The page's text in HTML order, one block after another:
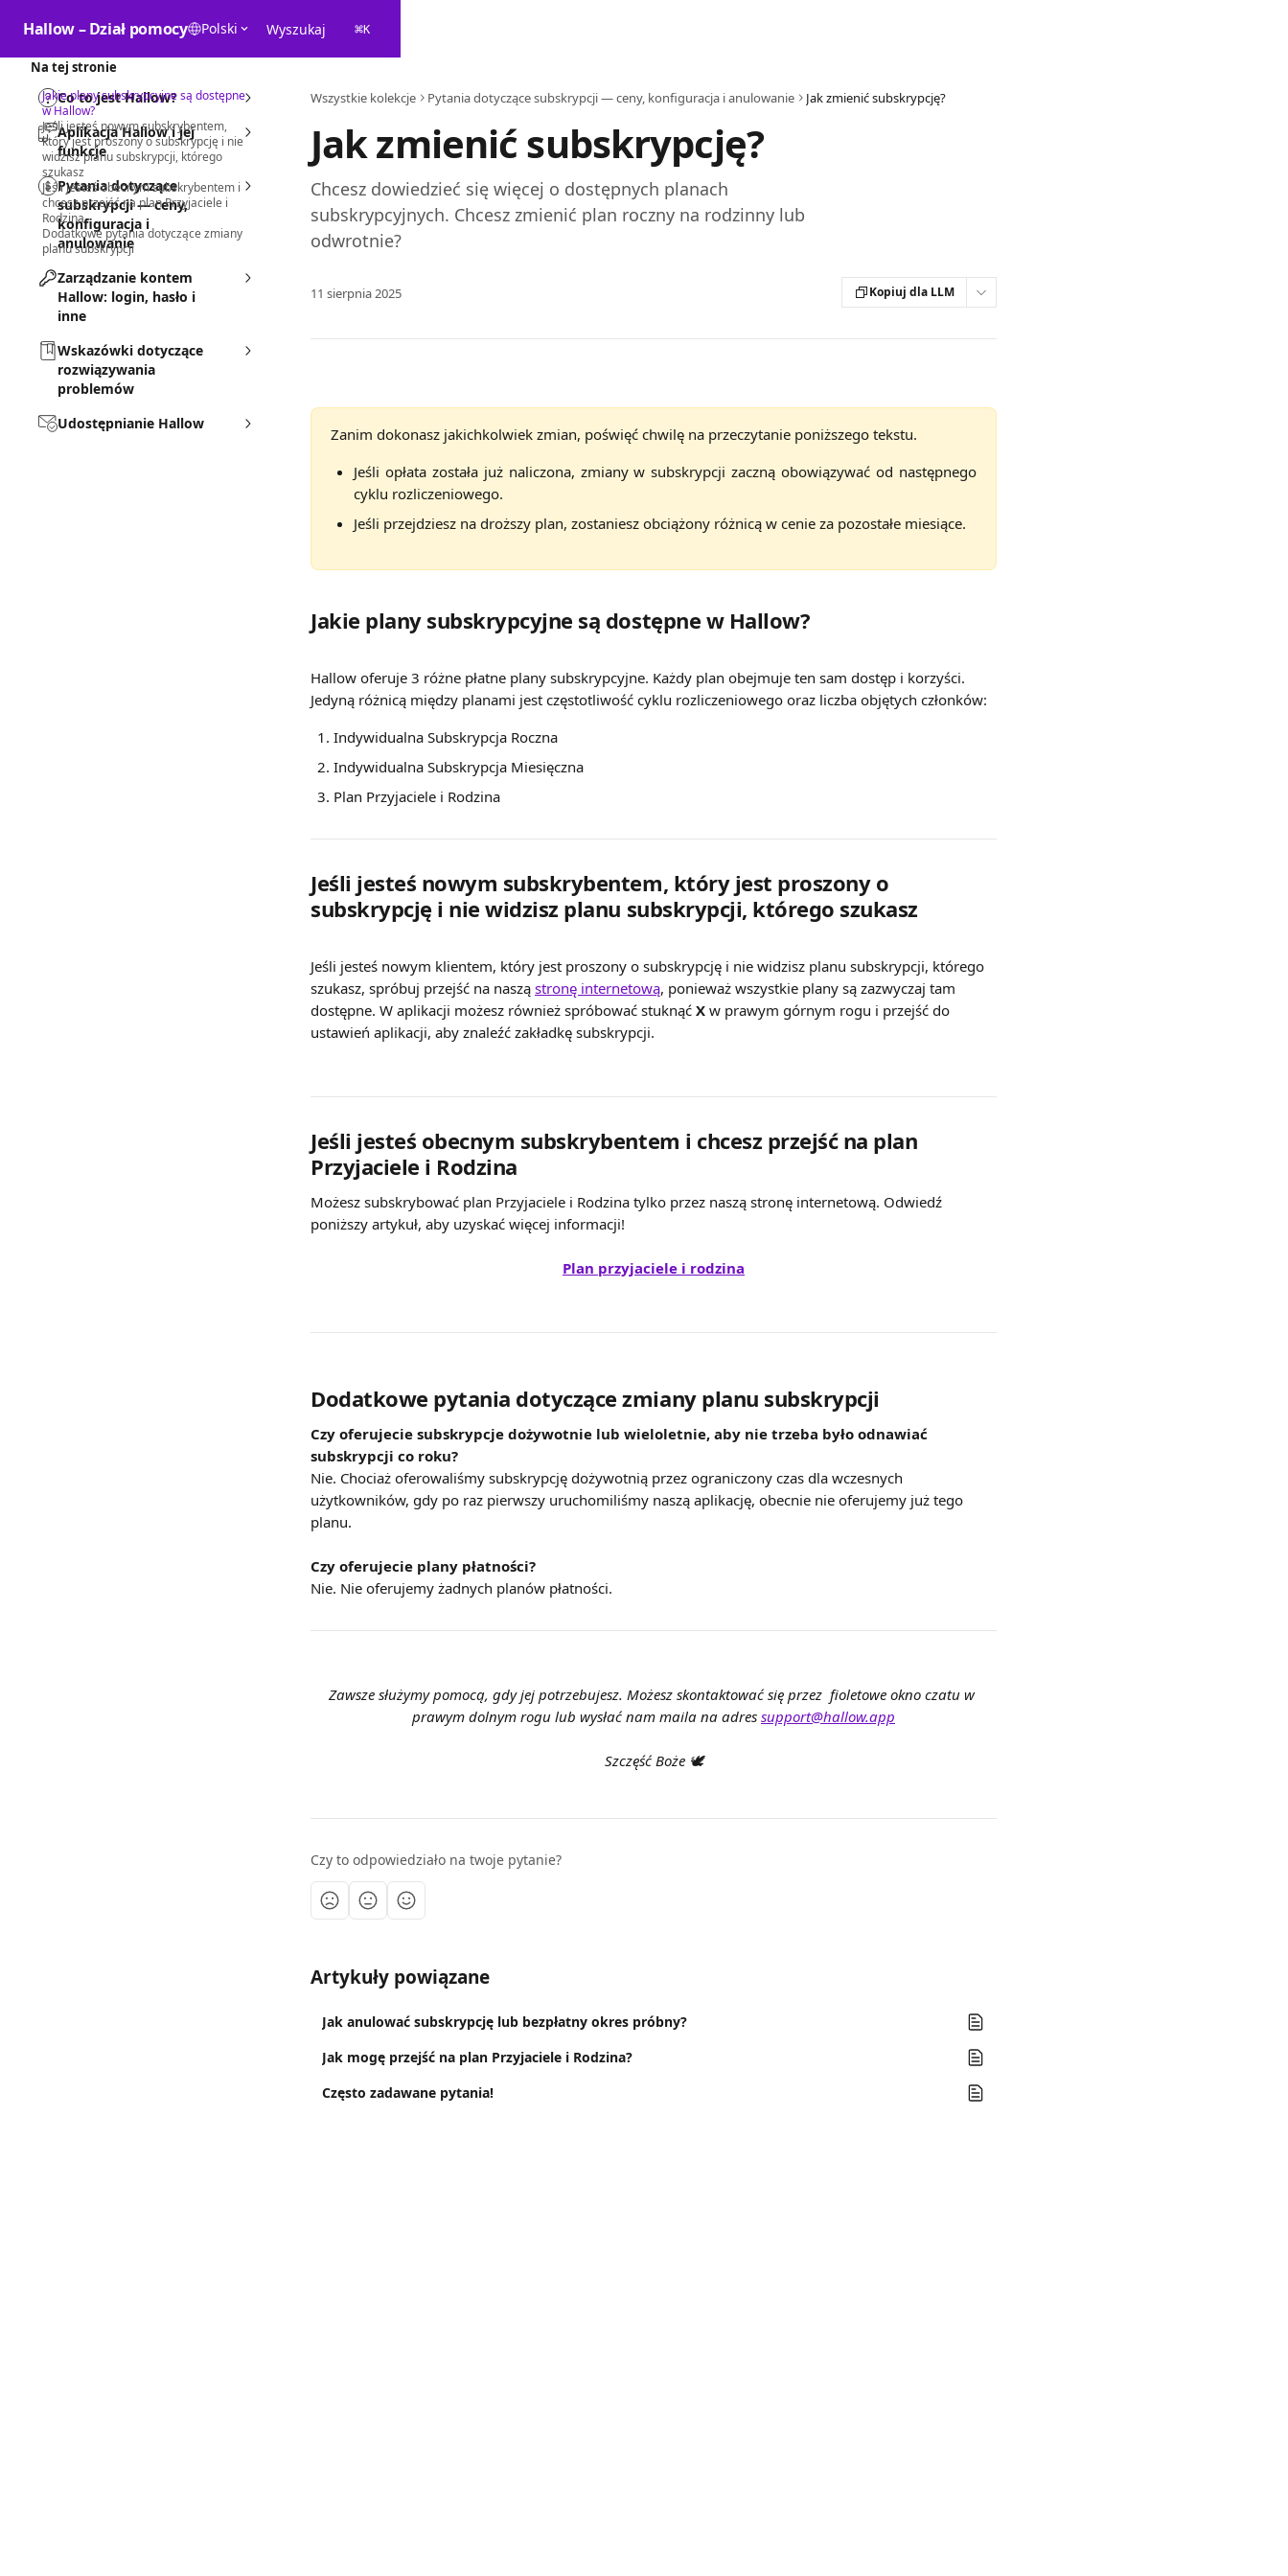
Hallow – Dział pomocy
Polski Wyszukaj ⌘K
Co to jest Hallow?
Aplikacja Hallow i jej
funkcje
Pytania dotyczące
subskrypcji — ceny,
konfiguracja i
anulowanie
Zarządzanie kontem
Hallow: login, hasło i
inne
Wskazówki dotyczące
rozwiązywania
problemów
Udostępnianie Hallow
Wszystkie kolekcje Pytania dotyczące subskrypcji — ceny, konfiguracja i anulowanie Jak zmienić subskrypcję?
Jak zmienić subskrypcję?
Chcesz dowiedzieć się więcej o dostępnych planach
subskrypcyjnych. Chcesz zmienić plan roczny na rodzinny lub
odwrotnie?
11 sierpnia 2025 Kopiuj dla LLM
Zanim dokonasz jakichkolwiek zmian, poświęć chwilę na przeczytanie poniższego tekstu.
Jeśli opłata została już naliczona, zmiany w subskrypcji zaczną obowiązywać od następnego
cyklu rozliczeniowego.
Jeśli przejdziesz na droższy plan, zostaniesz obciążony różnicą w cenie za pozostałe miesiące.
Jakie plany subskrypcyjne są dostępne w Hallow?
Hallow oferuje 3 różne płatne plany subskrypcyjne. Każdy plan obejmuje ten sam dostęp i korzyści.
Jedyną różnicą między planami jest częstotliwość cyklu rozliczeniowego oraz liczba objętych członków:
Indywidualna Subskrypcja Roczna
Indywidualna Subskrypcja Miesięczna
Plan Przyjaciele i Rodzina
Jeśli jesteś nowym subskrybentem, który jest proszony o
subskrypcję i nie widzisz planu subskrypcji, którego szukasz
Jeśli jesteś nowym klientem, który jest proszony o subskrypcję i nie widzisz planu subskrypcji, którego
szukasz, spróbuj przejść na naszą stronę internetową, ponieważ wszystkie plany są zazwyczaj tam
dostępne. W aplikacji możesz również spróbować stuknąć X w prawym górnym rogu i przejść do
ustawień aplikacji, aby znaleźć zakładkę subskrypcji.
Jeśli jesteś obecnym subskrybentem i chcesz przejść na plan
Przyjaciele i Rodzina
Możesz subskrybować plan Przyjaciele i Rodzina tylko przez naszą stronę internetową. Odwiedź
poniższy artykuł, aby uzyskać więcej informacji!
Plan przyjaciele i rodzina
Dodatkowe pytania dotyczące zmiany planu subskrypcji
Czy oferujecie subskrypcje dożywotnie lub wieloletnie, aby nie trzeba było odnawiać
subskrypcji co roku?
Nie. Chociaż oferowaliśmy subskrypcję dożywotnią przez ograniczony czas dla wczesnych
użytkowników, gdy po raz pierwszy uruchomiliśmy naszą aplikację, obecnie nie oferujemy już tego
planu.
Czy oferujecie plany płatności?
Nie. Nie oferujemy żadnych planów płatności.
Zawsze służymy pomocą, gdy jej potrzebujesz. Możesz skontaktować się przez  fioletowe okno czatu w
prawym dolnym rogu lub wysłać nam maila na adres support@hallow.app
Szczęść Boże 🕊️
Czy to odpowiedziało na twoje pytanie?
Artykuły powiązane
Jak anulować subskrypcję lub bezpłatny okres próbny?
Jak mogę przejść na plan Przyjaciele i Rodzina?
Często zadawane pytania!
Na tej stronie
Jakie plany subskrypcyjne są dostępne
w Hallow?
Jeśli jesteś nowym subskrybentem,
który jest proszony o subskrypcję i nie
widzisz planu subskrypcji, którego
szukasz
Jeśli jesteś obecnym subskrybentem i
chcesz przejść na plan Przyjaciele i
Rodzina
Dodatkowe pytania dotyczące zmiany
planu subskrypcji